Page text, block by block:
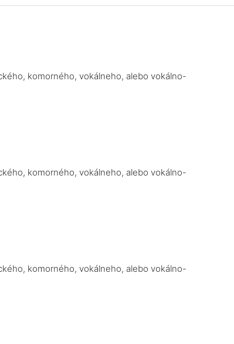
komorného, vokálneho, alebo vokálno-
komorného, vokálneho, alebo vokálno-
komorného, vokálneho, alebo vokálno-